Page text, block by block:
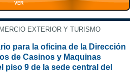
VER
EXTERIOR Y TURISMO
para la oficina de la Dirección
de Casinos y Maquinas
piso 9 de la sede central del